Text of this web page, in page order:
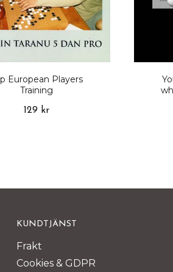
European Players
Training
129 kr
KUNDTJÄNST
Frakt
Cookies & GDPR